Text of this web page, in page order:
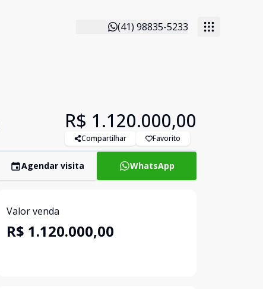
(41) 98835-5233
R$ 1.120.000,00
Compartilhar Favorito
Agendar visita WhatsApp
Valor venda
R$ 1.120.000,00